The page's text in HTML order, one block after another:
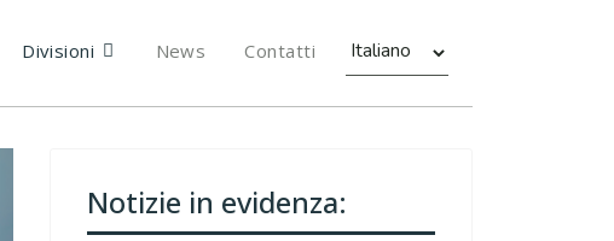
Divisioni News Contatti
Notizie in evidenza: